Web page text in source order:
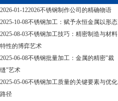
2026-01-122026不锈钢制作公司的精确物语
2025-10-08不锈钢加工：赋予永恒金属以形态
2025-08-03不锈钢加工技巧：精密制造与材料
特性的博弈艺术
2025-06-08不锈钢批量加工：金属的精密"裁
缝"艺术
2025-05-06不锈钢加工质量的关键要素与优化
路径